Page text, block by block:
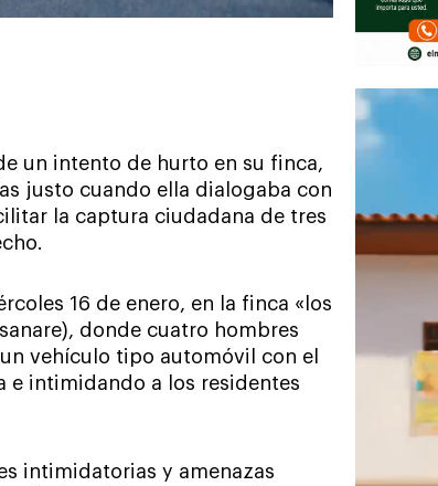
un intento de hurto en su finca,
justo cuando ella dialogaba con
la captura ciudadana de tres
16 de enero, en la finca «los
donde cuatro hombres
vehículo tipo automóvil con el
e intimidando a los residentes
intimidatorias y amenazas